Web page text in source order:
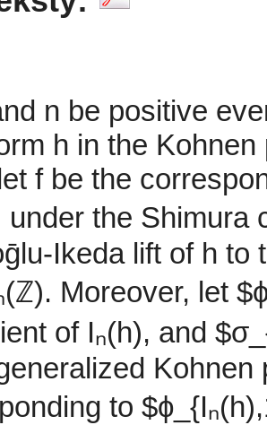
n be positive
h in the
f be the
under the Shimura
Ikeda lift of h
Moreover, let
of Iₙ(h), and
to